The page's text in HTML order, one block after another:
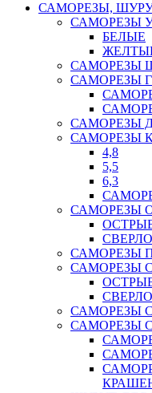
САМОРЕЗЫ,
САМОРЕЗЫ
БЕЛЫЕ
САМОРЕЗЫ
САМОРЕЗЫ
САМОРЕЗЫ
САМОРЕЗЫ
4,8
5,5
6,3
САМОРЕЗЫ
САМОРЕЗЫ
САМОРЕЗЫ
САМОРЕЗЫ
САМОРЕЗЫ